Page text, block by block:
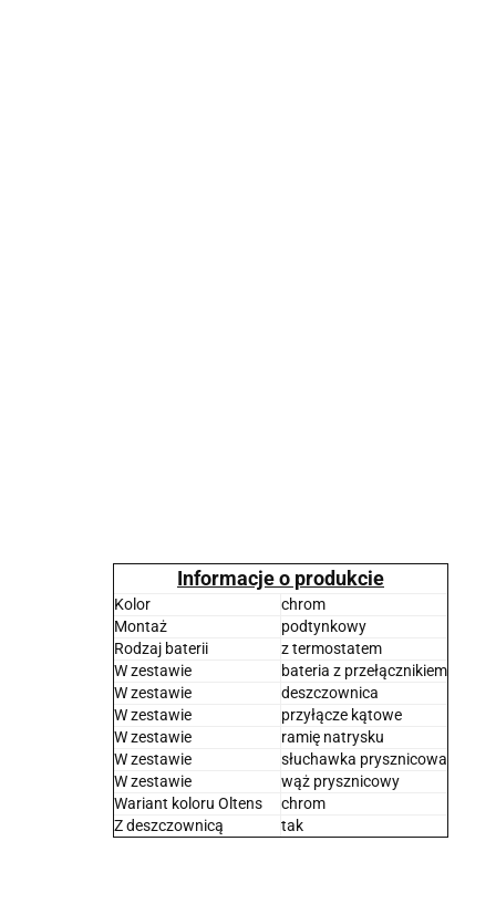
Informacje o produkcie
Kolor
chrom
Montaż
podtynkowy
Rodzaj baterii
z termostatem
W zestawie
bateria z przełącznikiem
W zestawie
deszczownica
W zestawie
przyłącze kątowe
W zestawie
ramię natrysku
W zestawie
słuchawka prysznicowa
W zestawie
wąż prysznicowy
Wariant koloru Oltens
chrom
Z deszczownicą
tak